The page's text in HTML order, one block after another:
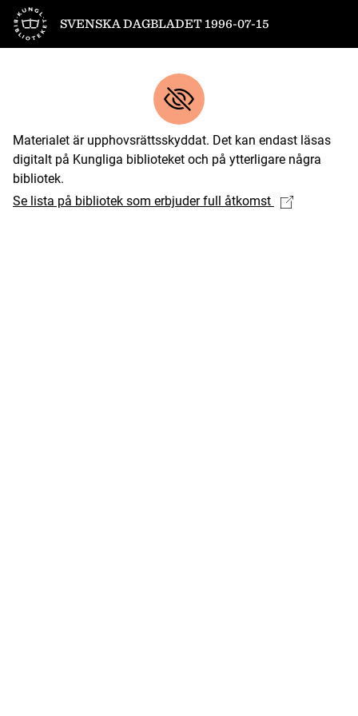
Till startsidan
SVENSKA DAGBLADET 1996-07-15
Materialet är upphovsrättsskyddat. Det kan endast läsas
digitalt på Kungliga biblioteket och på ytterligare några
bibliotek.
Se lista på bibliotek som erbjuder full åtkomst